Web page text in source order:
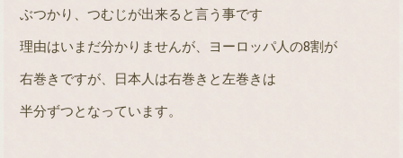
ぶつかり、つむじが出来ると言う事です
理由はいまだ分かりませんが、ヨーロッパ人の8割が
右巻きですが、日本人は右巻きと左巻きは
半分ずつとなっています。